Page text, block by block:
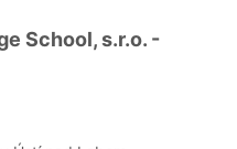
School, s.r.o. -